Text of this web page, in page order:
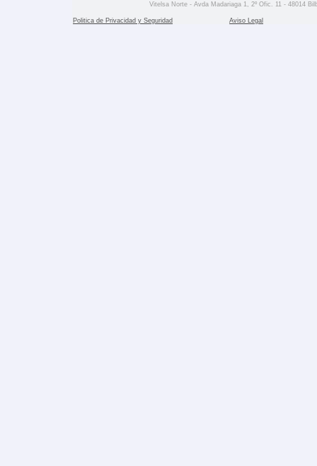
Vitelsa Norte - Avda Madariaga 1, 2º Ofic. 11 - 48014
Politica de Privacidad y Seguridad Aviso Legal